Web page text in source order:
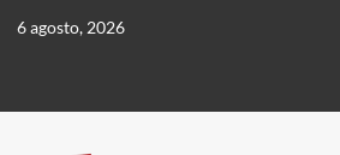
6 agosto, 2026